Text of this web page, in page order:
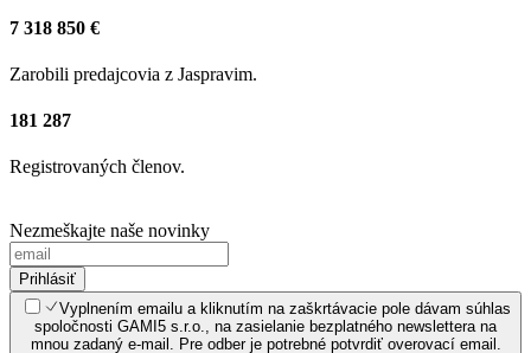
7 318 850 €
Zarobili predajcovia z Jaspravim.
181 287
Registrovaných členov.
Nezmeškajte naše novinky
Prihlásiť
Vyplnením emailu a kliknutím na zaškrtávacie pole dávam súhlas
spoločnosti GAMI5 s.r.o., na zasielanie bezplatného newslettera na
mnou zadaný e-mail. Pre odber je potrebné potvrdiť overovací email.